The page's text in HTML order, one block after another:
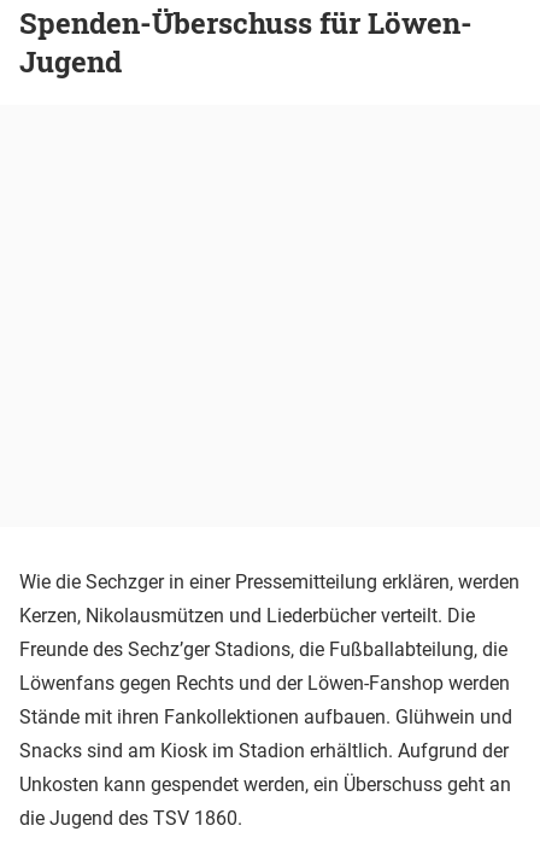
Spenden-Überschuss für Löwen-
Jugend
Wie die Sechzger in einer Pressemitteilung erklären, werden
Kerzen, Nikolausmützen und Liederbücher verteilt. Die
Freunde des Sechz’ger Stadions, die Fußballabteilung, die
Löwenfans gegen Rechts und der Löwen-Fanshop werden
Stände mit ihren Fankollektionen aufbauen. Glühwein und
Snacks sind am Kiosk im Stadion erhältlich. Aufgrund der
Unkosten kann gespendet werden, ein Überschuss geht an
die Jugend des TSV 1860.